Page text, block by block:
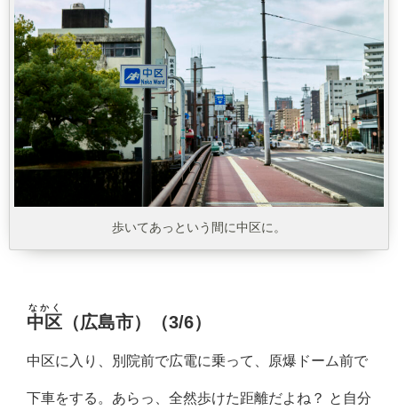
歩いてあっという間に中区に。
中区
なかく
（広島市） （3/6）
中区に入り、別院前で広電に乗って、原爆ドーム前で
下車をする。あらっ、全然歩けた距離だよね？ と自分